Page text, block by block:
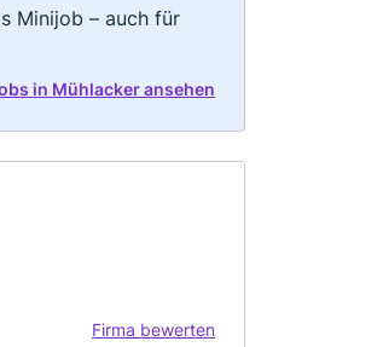
Minijob – auch für
in Mühlacker ansehen
Firma bewerten